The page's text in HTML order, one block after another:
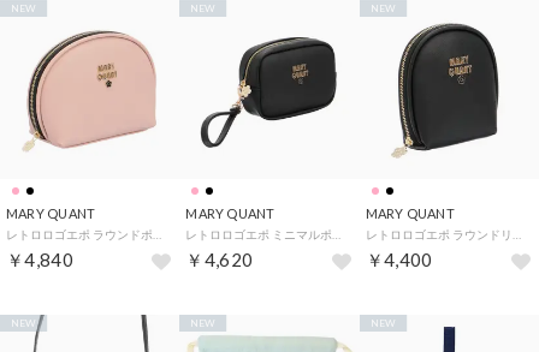
MARY QUANT
￥4,840
NEW
MARY QUANT
￥4,620
NEW
MARY QUANT
￥4,400
NEW
NEW NEW NEW